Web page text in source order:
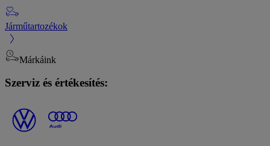
Járműtartozékok
Márkáink
Szerviz és értékesítés: